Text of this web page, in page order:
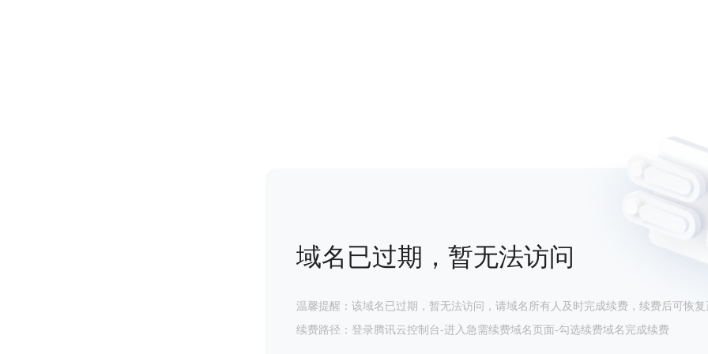
域名已过期，暂无法访问
温馨提醒：该域名已过期，暂无法访问，请域名所有人及时完成续费，续费后可恢复
续费路径：登录腾讯云控制台-进入急需续费域名页面-勾选续费域名完成续费